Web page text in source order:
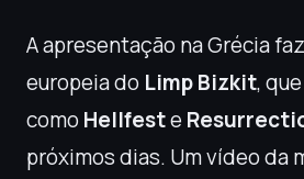
A apresentação na Grécia
europeia do Limp Bizkit,
comoHellfeste
próximos dias. Um vídeo da